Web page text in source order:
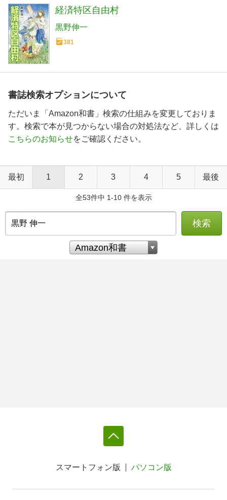
経済特区自由村
黒野伸一
381
書誌検索オプションについて
ただいま「Amazon和書」検索の仕組みを変更しておりま
す。検索で本が見つからない場合の対処法など、詳しくは
こちらのお知らせをご確認ください。
最初 1 2 3 4 5 最後
全53件中 1-10 件を表示
検索
スマートフォン版 パソコン版